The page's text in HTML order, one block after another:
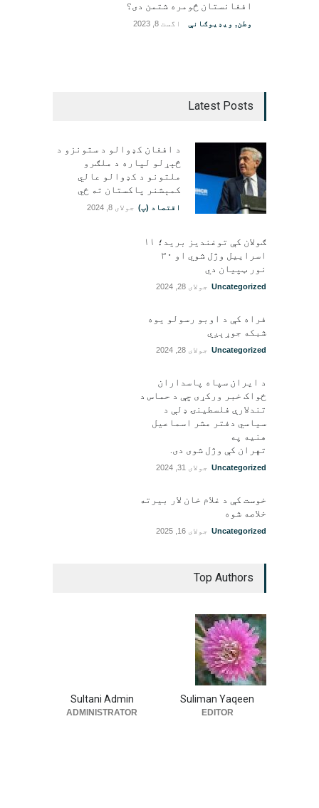
افغانستان څومره شتمن دی؟
وطن, ویډیوګانې اگست 8, 2023
Latest Posts
د افغان کډوالو د ستونزو د
څېړلو لپاره د ملګرو
ملتونو د کډوالو عالي
کمېشنر پاکستان ته ځي
اقتصاد (پ) جولای 8, 2024
ګولان کې توغندیز برید؛ ۱۱
اسراییل وژل شوي او ۳۰
نور ټپيان دي
Uncategorized جولای 28, 2024
فراه کې د اوبو رسولو یوه
شبکه جوړېږي
Uncategorized جولای 28, 2024
د ایران سپاه پاسداران
ځواک خبر ورکړی چې د حماس د
تندلارې فلسطينۍ ډلې د
سیاسي دفتر مشر اسماعیل
هنيه په
تهران کې وژل شوی دی.
Uncategorized جولای 31, 2024
خوست کې د غلام خان لار بیرته
خلاصه شوه
Uncategorized جولای 16, 2025
Top Authors
Suliman Yaqeen
EDITOR
Sultani Admin
ADMINISTRATOR